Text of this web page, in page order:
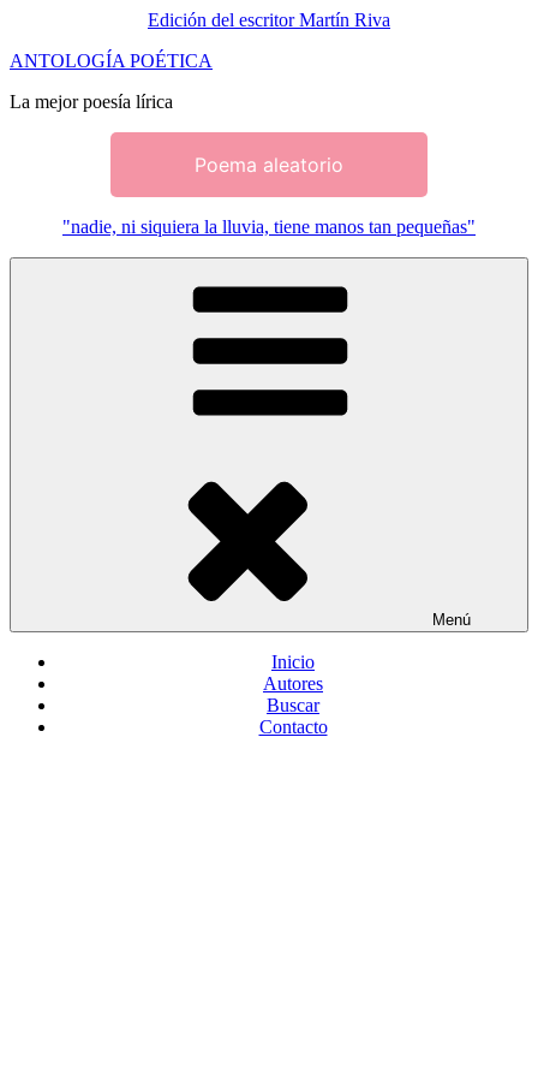
Edición del escritor Martín Riva
Saltar
contenido
ANTOLOGÍA POÉTICA
La mejor poesía lírica
Poema aleatorio
"nadie, ni siquiera la lluvia, tiene manos tan pequeñas"
Menú
Inicio
Autores
Buscar
Contacto